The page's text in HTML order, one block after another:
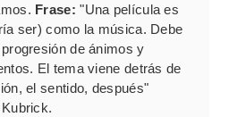
Frase: "Una película es
ser) como la música. Debe
de ánimos y
El tema viene detrás de
el sentido, después"